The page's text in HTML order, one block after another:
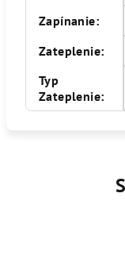
Zapínanie:
Zateplenie:
Typ
Zateplenie: